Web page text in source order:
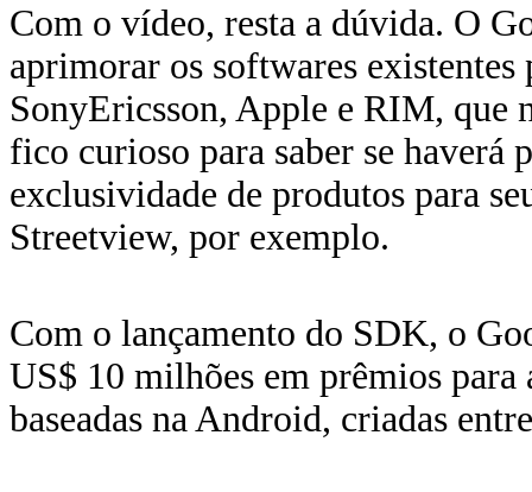
Com o vídeo, resta a dúvida. O
aprimorar os softwares
SonyEricsson, Apple e RIM, que
fico curioso para saber se haverá
exclusividade de produtos para
Streetview, por exemplo.
Com o lançamento do SDK, o
US$ 10 milhões em prêmios para
baseadas na Android, criadas